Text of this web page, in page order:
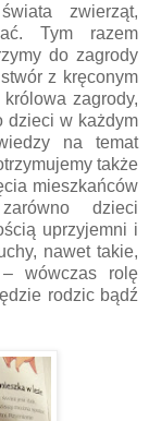
zwierząt,
Tym razem
do zagrody
z kręconym
zagrody,
dzieci w każdym
na temat
także
mieszkańców
dzieci
uprzyjemni i
nawet takie,
wówczas rolę
rodzic bądź